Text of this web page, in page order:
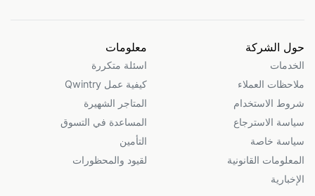
حول الشركة
الخدمات
ملاحظات العملاء
شروط الاستخدام
سياسة الاسترجاع
سياسة خاصة
المعلومات القانونية
الإخبارية
معلومات
اسئلة متكررة
كيفية عمل Qwintry
المتاجر الشهيرة
المساعدة في التسوق
التأمين
لقيود والمحظورات